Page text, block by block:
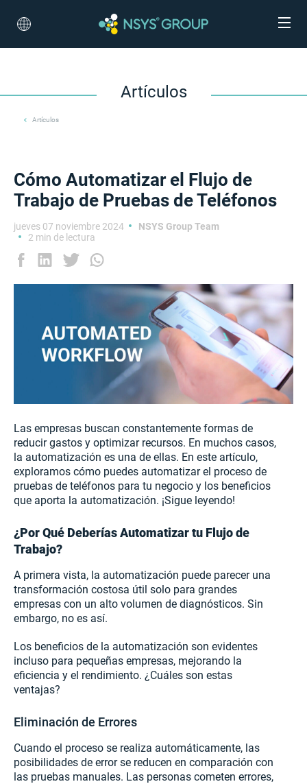
Artículos
Artículos
Cómo Automatizar el Flujo de
Trabajo de Pruebas de Teléfonos
jueves 07 noviembre 2024
NSYS Group Team
2 min de lectura
Las empresas buscan constantemente formas de
reducir gastos y optimizar recursos. En muchos casos,
la automatización es una de ellas. En este artículo,
exploramos cómo puedes automatizar el proceso de
pruebas de teléfonos para tu negocio y los beneficios
que aporta la automatización. ¡Sigue leyendo!
¿Por Qué Deberías Automatizar tu Flujo de
Trabajo?
A primera vista, la automatización puede parecer una
transformación costosa útil solo para grandes
empresas con un alto volumen de diagnósticos. Sin
embargo, no es así.
Los beneficios de la automatización son evidentes
incluso para pequeñas empresas, mejorando la
eficiencia y el rendimiento. ¿Cuáles son estas
ventajas?
Eliminación de Errores
Cuando el proceso se realiza automáticamente, las
posibilidades de error se reducen en comparación con
las pruebas manuales. Las personas cometen errores,